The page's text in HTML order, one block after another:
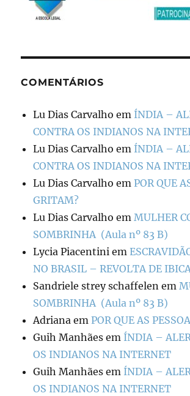
COMENTÁRIOS
Lu Dias Carvalho em ÍNDIA –
CONTRA OS INDIANOS NA
Lu Dias Carvalho em ÍNDIA –
CONTRA OS INDIANOS NA
Lu Dias Carvalho emPOR QUE
GRITAM?
Lu Dias Carvalho emMULHER
SOMBRINHA (Aula nº 83 B)
Lycia Piacentini em
NO BRASIL – REVOLTA DE
Sandriele strey schaffelen em
SOMBRINHA (Aula nº 83 B)
Adriana emPOR QUE AS
Guih Manhães em ÍNDIA –
OS INDIANOS NA INTERNET
Guih Manhães em ÍNDIA –
OS INDIANOS NA INTERNET